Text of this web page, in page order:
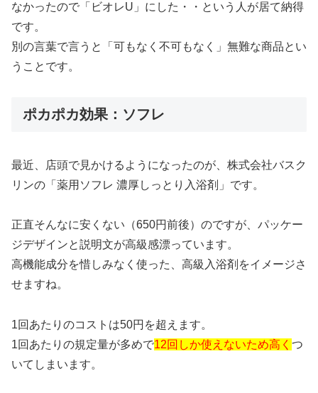
なかったので「ビオレU」にした・・という人が居て納得
です。
別の言葉で言うと「可もなく不可もなく」無難な商品とい
うことです。
ポカポカ効果：ソフレ
最近、店頭で見かけるようになったのが、株式会社バスク
リンの「薬用ソフレ 濃厚しっとり入浴剤」です。
正直そんなに安くない（650円前後）のですが、パッケー
ジデザインと説明文が高級感漂っています。
高機能成分を惜しみなく使った、高級入浴剤をイメージさ
せますね。
1回あたりのコストは50円を超えます。
1回あたりの規定量が多めで12回しか使えないため高く つ
いてしまいます。